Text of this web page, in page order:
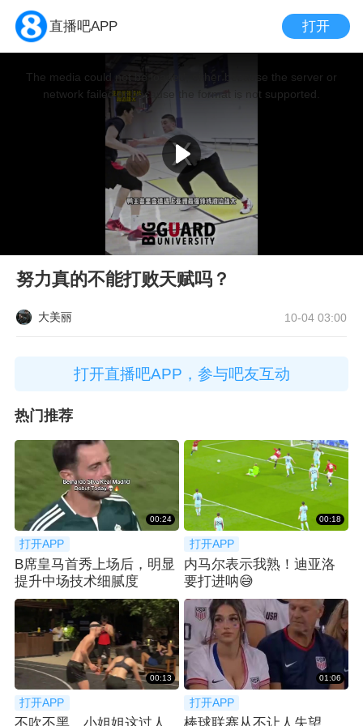
直播吧APP 打开
The media could not be loaded, either because the server or
network failed or because the format is not supported.
努力真的不能打败天赋吗？
大美丽 10-04 03:00
打开直播吧APP，参与吧友互动
热门推荐
00:24
打开APP
B席皇马首秀上场后，明显
提升中场技术细腻度
00:18
打开APP
内马尔表示我熟！迪亚洛
要打进呐😅
00:13
打开APP
01:06
打开APP